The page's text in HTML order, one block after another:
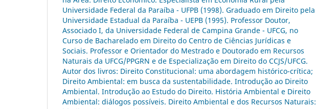
Universidade Federal da Paraíba - UFPB (1998). Graduado em Direito pela
Universidade Estadual da Paraíba - UEPB (1995). Professor Doutor,
Associado I, da Universidade Federal de Campina Grande - UFCG, no
Curso de Bacharelado em Direito do Centro de Ciências Jurídicas e
Sociais. Professor e Orientador do Mestrado e Doutorado em Recursos
Naturais da UFCG/PPGRN e de Especialização em Direito do CCJS/UFCG.
Autor dos livros: Direito Constitucional: uma abordagem histórico-crítica;
Direito Ambiental: em busca da sustentabilidade. Introdução ao Direito
Ambiental. Introdução ao Estudo do Direito. História Ambiental e Direito
Ambiental: diálogos possíveis. Direito Ambiental e dos Recursos Naturais: